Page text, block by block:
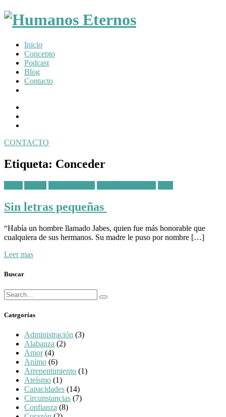
Somos
humanos,
pero
Dios
creó
mucho
Inicio
Concepto
Podcast
Blog
Contacto
CONTACTO
navigation
Etiqueta: Conceder
Posted
Sin letras pequeñas
“Había un hombre llamado Jabes, quien fue más honorable que
cualquiera de sus hermanos. Su madre le puso por nombre […]
Leer mas
Buscar
Búsqueda
para:
Buscar
Categorías
Administración (3)
Alabanza (2)
Amor(4)
Animo (6)
Arrepentimiento (1)
Ateísmo (1)
Capacidades (14)
Circunstancias (7)
Confianza (8)